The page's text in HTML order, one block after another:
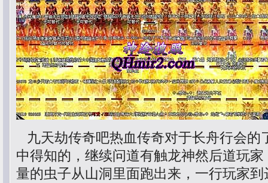
九天劫传奇吧热血传奇对于长舟行会的
中得知的，继续问道有触龙神然后道玩
量的虫子从山洞里面跑出来，一行玩家